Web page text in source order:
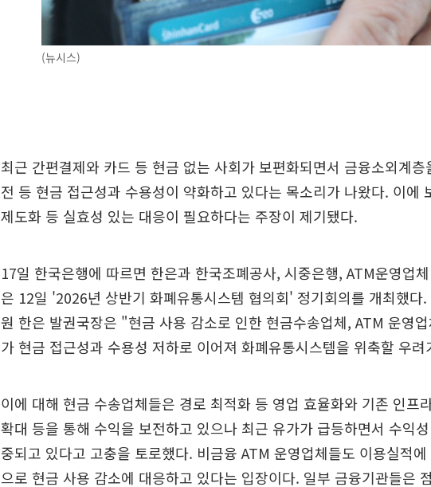
(뉴시스)
최근 간편결제와 카드 등 현금 없는 사회가 보편화되면서 금융소외계
전 등 현금 접근성과 수용성이 약화하고 있다는 목소리가 나왔다. 이에
제도화 등 실효성 있는 대응이 필요하다는 주장이 제기됐다.
17일 한국은행에 따르면 한은과 한국조폐공사, 시중은행, ATM운영업
은 12일 '2026년 상반기 화폐유통시스템 협의회' 정기회의를 개최했다
원 한은 발권국장은 "현금 사용 감소로 인한 현금수송업체, ATM 운영
가 현금 접근성과 수용성 저하로 이어져 화폐유통시스템을 위축할 우
이에 대해 현금 수송업체들은 경로 최적화 등 영업 효율화와 기존 인프
확대 등을 통해 수익을 보전하고 있으나 최근 유가가 급등하면서 수익
중되고 있다고 고충을 토로했다. 비금융 ATM 운영업체들도 이용실적
으로 현금 사용 감소에 대응하고 있다는 입장이다. 일부 금융기관들은